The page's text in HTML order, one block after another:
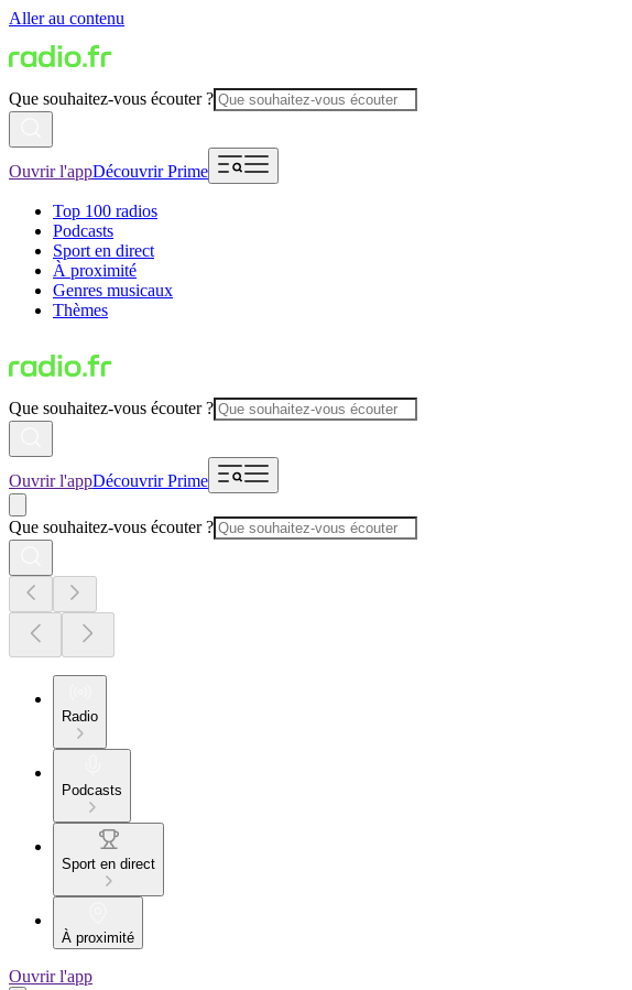
Aller au contenu
Que souhaitez-vous écouter ?
Ouvrir l'appDécouvrir Prime
Top 100 radios
Podcasts
Sport en direct
À proximité
Genres musicaux
Thèmes
Que souhaitez-vous écouter ?
Ouvrir l'appDécouvrir Prime
Que souhaitez-vous écouter ?
Radio
Podcasts
Sport en direct
À proximité
Ouvrir l'app